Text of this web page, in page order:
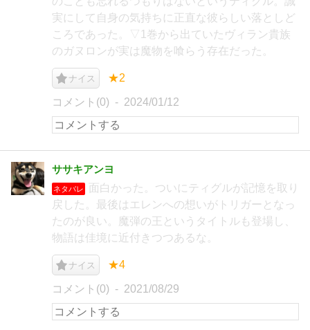
実にして自身の気持ちに正直な彼らしい落としど
ころであった。▽1巻から出ていたヴィラン貴族
のガヌロンが実は魔物を喰らう存在だった。
ナイス ★2
コメント(0) 2024/01/12
ササキアンヨ
ネタバレ
面白かった。ついにティグルが記憶を取り
戻した。最後はエレンへの想いがトリガーとなっ
たのが良い。魔弾の王というタイトルも登場し、
物語は佳境に近付きつつあるな。
ナイス ★4
コメント(0) 2021/08/29